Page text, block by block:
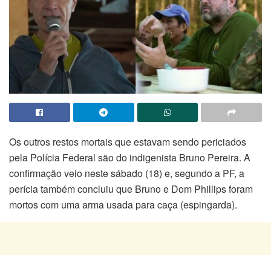
Os outros restos mortais que estavam sendo periciados
pela Polícia Federal são do indigenista Bruno Pereira. A
confirmação veio neste sábado (18) e, segundo a PF, a
perícia também concluiu que Bruno e Dom Phillips foram
mortos com uma arma usada para caça (espingarda).